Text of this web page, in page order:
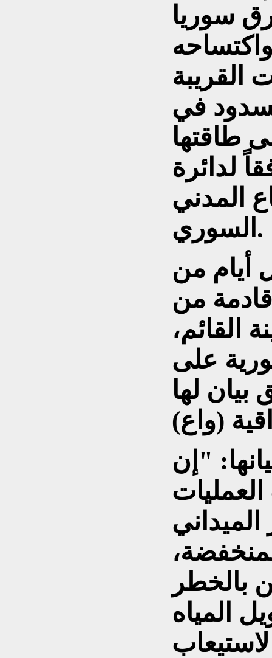
سوريا
القريبة
في
طاقتها
لدائرة
المدني
السوري.
أيام من
من
القائم،
على
لها
"إن
الميداني
بالخطر
المياه